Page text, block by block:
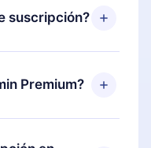
por alguna razón
plataforma,
solicita el
suscripción?
a partir del
Por ejemplo, si
a anual,
Premium?
te garantiza acceso
de 2500 títulos